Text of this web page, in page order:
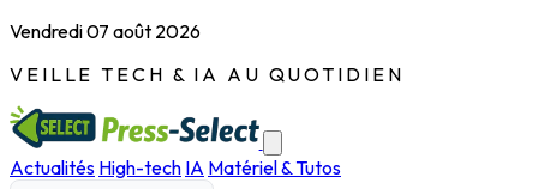
Vendredi 07 août 2026
VEILLE TECH & IA AU QUOTIDIEN
Actualités High-tech IA Matériel & Tutos